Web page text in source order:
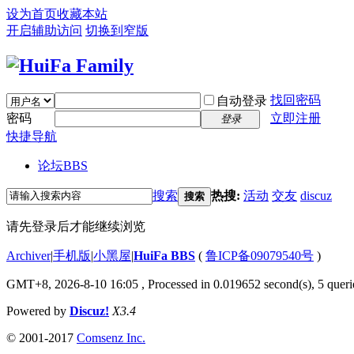
设为首页收藏本站
开启辅助访问 切换到窄版
自动登录 找回密码
密码
登录
立即注册
快捷导航
论坛BBS
搜索 搜索 热搜: 活动 交友 discuz
请先登录后才能继续浏览
Archiver|手机版|小黑屋|HuiFa BBS ( 鲁ICP备09079540号 )
GMT+8, 2026-8-10 16:05 , Processed in 0.019652 second(s), 5
Powered by Discuz! X3.4
© 2001-2017 Comsenz Inc.